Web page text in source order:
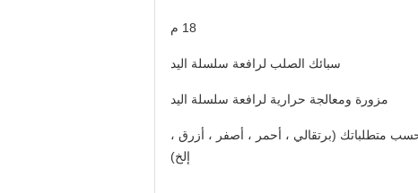
18 م
سبائك الصلب لرافعة سلسلة اليد
مزورة ومعالجة حرارية لرافعة سلسلة اليد
متطلباتك (برتقالي ، أحمر ، أصفر ، أزرق ،
إلخ)